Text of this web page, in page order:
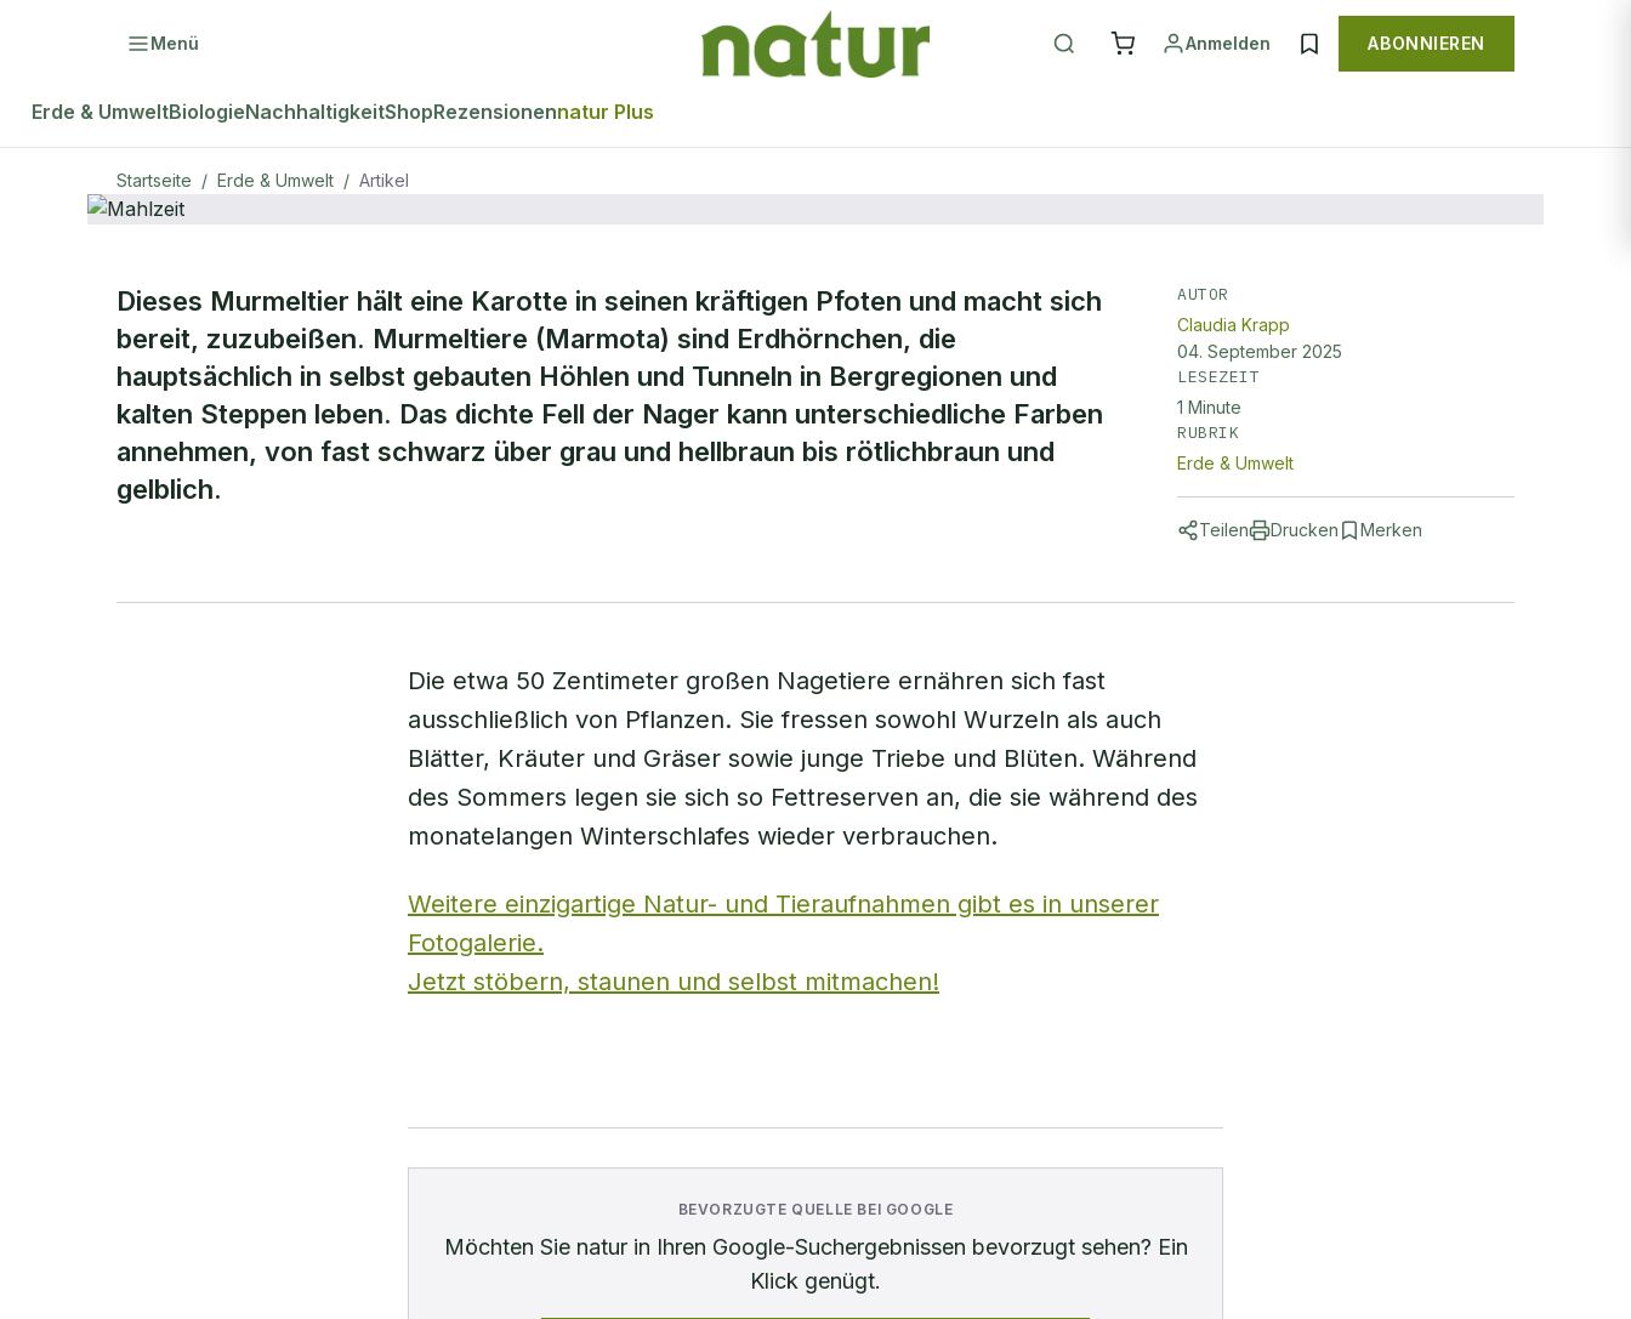
Menü Anmelden ABONNIEREN
Erde & UmweltBiologieNachhaltigkeitShopRezensionennatur Plus
Startseite / Erde & Umwelt / Artikel
ERDE & UMWELT
Mahlzeit
Dieses Murmeltier hält eine Karotte in seinen kräftigen Pfoten und macht sich
bereit, zuzubeißen. Murmeltiere (Marmota) sind Erdhörnchen, die
hauptsächlich in selbst gebauten Höhlen und Tunneln in Bergregionen und
kalten Steppen leben. Das dichte Fell der Nager kann unterschiedliche Farben
annehmen, von fast schwarz über grau und hellbraun bis rötlichbraun und
gelblich.
AUTOR
Claudia Krapp
04. September 2025
LESEZEIT
1 Minute
RUBRIK
Erde & Umwelt
Teilen Drucken Merken
Die etwa 50 Zentimeter großen Nagetiere ernähren sich fast
ausschließlich von Pflanzen. Sie fressen sowohl Wurzeln als auch
Blätter, Kräuter und Gräser sowie junge Triebe und Blüten. Während
des Sommers legen sie sich so Fettreserven an, die sie während des
monatelangen Winterschlafes wieder verbrauchen.
Weitere einzigartige Natur- und Tieraufnahmen gibt es in unserer
Fotogalerie.
Jetzt stöbern, staunen und selbst mitmachen!
BEVORZUGTE QUELLE BEI GOOGLE
Möchten Sie naturin Ihren Google-Suchergebnissen bevorzugt sehen? Ein
Klick genügt.